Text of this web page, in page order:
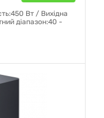
Вт / Вихідна
діапазон:40 -